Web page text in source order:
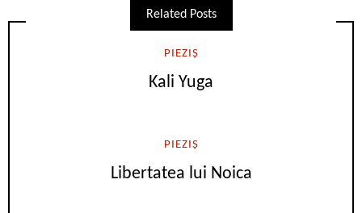
Related Posts
PIEZIȘ
Kali Yuga
PIEZIȘ
Libertatea lui Noica